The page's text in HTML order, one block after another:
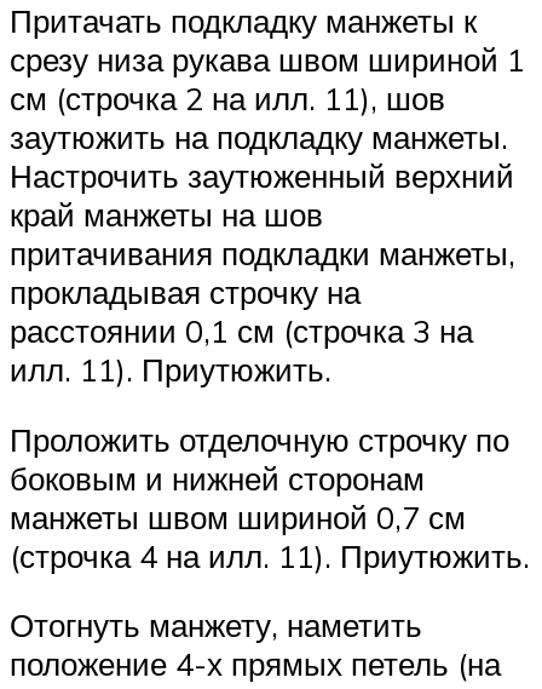
Притачать подкладку манжеты к
срезу низа рукава швом шириной 1
см (строчка 2 на илл. 11), шов
заутюжить на подкладку манжеты.
Настрочить заутюженный верхний
край манжеты на шов
притачивания подкладки манжеты,
прокладывая строчку на
расстоянии 0,1 см (строчка 3 на
илл. 11). Приутюжить.
Проложить отделочную строчку по
боковым и нижней сторонам
манжеты швом шириной 0,7 см
(строчка 4 на илл. 11). Приутюжить.
Отогнуть манжету, наметить
положение 4-х прямых петель (на